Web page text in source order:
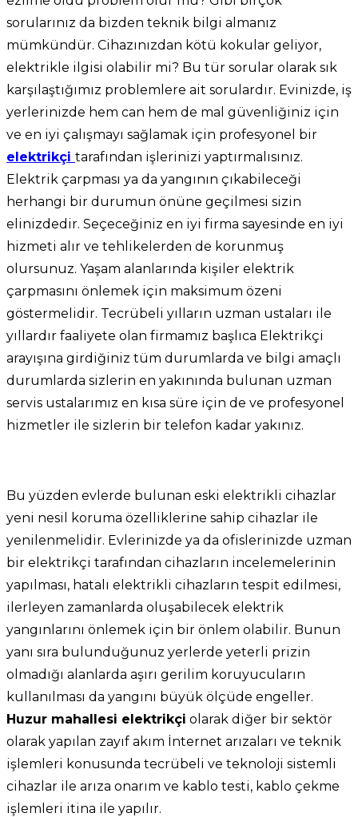
sorularınız da bizden teknik bilgi almanız
mümkündür. Cihazınızdan kötü kokular geliyor,
elektrikle ilgisi olabilir mi? Bu tür sorular olarak sık
karşılaştığımız problemlere ait sorulardır. Evinizde, iş
yerlerinizde hem can hem de mal güvenliğiniz için
ve en iyi çalışmayı sağlamak için profesyonel bir
elektrikçi tarafından işlerinizi yaptırmalısınız.
Elektrik çarpması ya da yangının çıkabileceği
herhangi bir durumun önüne geçilmesi sizin
elinizdedir. Seçeceğiniz en iyi firma sayesinde en iyi
hizmeti alır ve tehlikelerden de korunmuş
olursunuz. Yaşam alanlarında kişiler elektrik
çarpmasını önlemek için maksimum özeni
göstermelidir. Tecrübeli yılların uzman ustaları ile
yıllardır faaliyete olan firmamız başlıca Elektrikçi
arayışına girdiğiniz tüm durumlarda ve bilgi amaçlı
durumlarda sizlerin en yakınında bulunan uzman
servis ustalarımız en kısa süre için de ve profesyonel
hizmetler ile sizlerin bir telefon kadar yakınız.
Bu yüzden evlerde bulunan eski elektrikli cihazlar
yeni nesil koruma özelliklerine sahip cihazlar ile
yenilenmelidir. Evlerinizde ya da ofislerinizde uzman
bir elektrikçi tarafından cihazların incelemelerinin
yapılması, hatalı elektrikli cihazların tespit edilmesi,
ilerleyen zamanlarda oluşabilecek elektrik
yangınlarını önlemek için bir önlem olabilir. Bunun
yanı sıra bulunduğunuz yerlerde yeterli prizin
olmadığı alanlarda aşırı gerilim koruyucuların
kullanılması da yangını büyük ölçüde engeller.
Huzur mahallesi elektrikçi olarak diğer bir sektör
olarak yapılan zayıf akım İnternet arızaları ve teknik
işlemleri konusunda tecrübeli ve teknoloji sistemli
cihazlar ile arıza onarım ve kablo testi, kablo çekme
işlemleri itina ile yapılır.